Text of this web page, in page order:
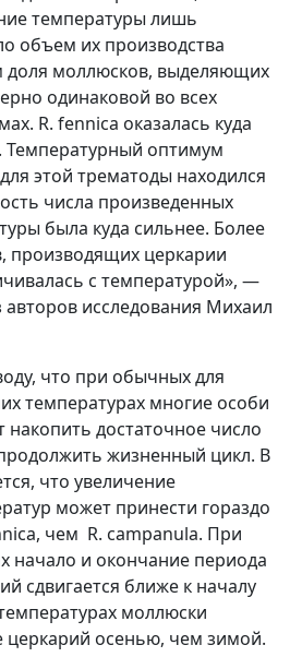
температуры лишь
объем их производства
моллюсков, выделяющих
одинаковой во всех
R. fennica оказалась куда
Температурный оптимум
этой трематоды находился
числа произведенных
была куда сильнее. Более
производящих церкарии
с температурой», —
авторов исследования Михаил
что при обычных для
температурах многие особи
накопить достаточное число
жизненный цикл. В
что увеличение
может принести гораздо
чем R. campanula. При
начало и окончание периода
сдвигается ближе к началу
моллюски
осенью, чем зимой.